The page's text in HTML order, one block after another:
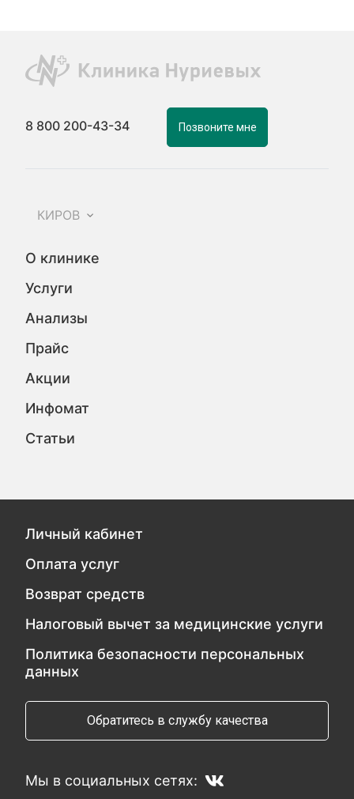
8 800 200-43-34 Позвоните мне
КИРОВ
О клинике
Услуги
Анализы
Прайс
Акции
Инфомат
Статьи
Личный кабинет
Оплата услуг
Возврат средств
Налоговый вычет за медицинские услуги
Политика безопасности персональных
данных
Обратитесь в службу качества
Мы в социальных сетях: